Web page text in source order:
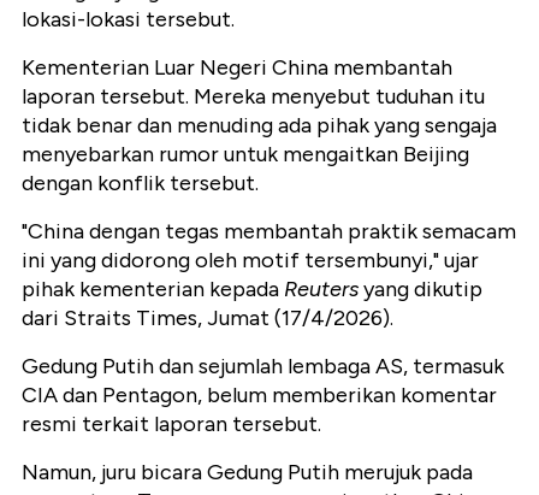
lokasi-lokasi tersebut.
Kementerian Luar Negeri China membantah
laporan tersebut. Mereka menyebut tuduhan itu
tidak benar dan menuding ada pihak yang sengaja
menyebarkan rumor untuk mengaitkan Beijing
dengan konflik tersebut.
"China dengan tegas membantah praktik semacam
ini yang didorong oleh motif tersembunyi," ujar
pihak kementerian kepada Reutersyang dikutip
dari Straits Times, Jumat (17/4/2026).
Gedung Putih dan sejumlah lembaga AS, termasuk
CIA dan Pentagon, belum memberikan komentar
resmi terkait laporan tersebut.
Namun, juru bicara Gedung Putih merujuk pada